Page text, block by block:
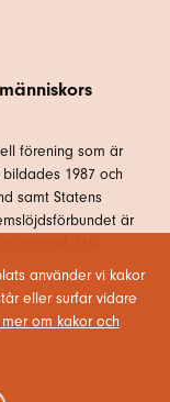
förening som är
1987 och
samt Statens
är
använder vi kakor
eller surfar vidare
mer om kakor och